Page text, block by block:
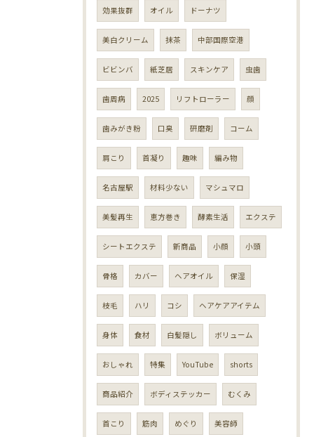
効果抜群 オイル ドーナツ
美白クリーム 抹茶 中部国際空港
ビビンバ 紙芝居 スキンケア 虫歯
歯周病 2025 リフトローラー 顔
歯みがき粉 口臭 研磨剤 コーム
肩こり 首凝り 趣味 編み物
名古屋駅 材料少ない マシュマロ
美髪再生 恵方巻き 酵素生活 エクステ
シートエクステ 新商品 小顔 小頭
骨格 カバー ヘアオイル 保湿
枝毛 ハリ コシ ヘアケアアイテム
身体 食材 白髪隠し ボリューム
おしゃれ 特集 YouTube shorts
商品紹介 ボディステッカー むくみ
首こり 筋肉 めぐり 美容師